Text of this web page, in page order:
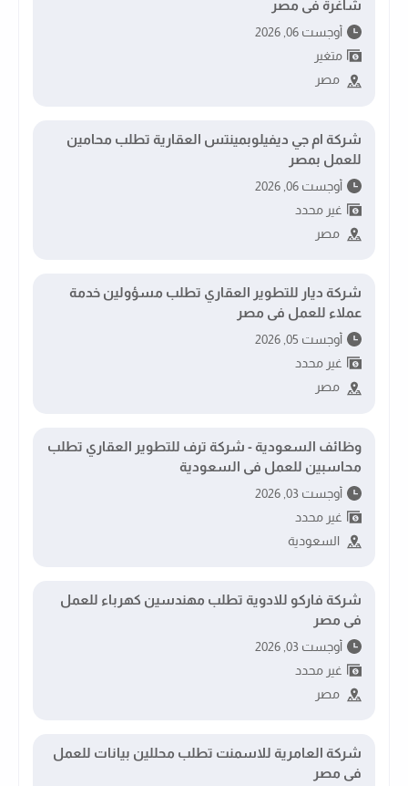
شاغرة فى مصر
أوجست 06, 2026
متغير
مصر
شركة ام جي ديفيلوبمينتس العقارية تطلب محامين
للعمل بمصر
أوجست 06, 2026
غير محدد
مصر
شركة ديار للتطوير العقاري تطلب مسؤولين خدمة
عملاء للعمل فى مصر
أوجست 05, 2026
غير محدد
مصر
وظائف السعودية - شركة ترف للتطوير العقاري تطلب
محاسبين للعمل فى السعودية
أوجست 03, 2026
غير محدد
السعودية
شركة فاركو للادوية تطلب مهندسين كهرباء للعمل
فى مصر
أوجست 03, 2026
غير محدد
مصر
شركة العامرية للاسمنت تطلب محللين بيانات للعمل
فى مصر